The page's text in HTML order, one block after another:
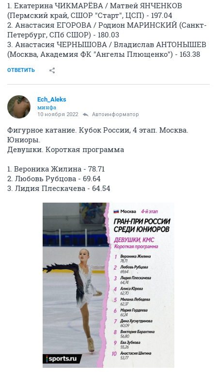
1. Екатерина ЧИКМАРЁВА / Матвей ЯНЧЕНКОВ
(Пермский край, СШОР "Старт", ЦСП) - 197.04
2. Анастасия ЕГОРОВА / Родион МАРИНСКИЙ (Санкт-
Петербург, СПб СШОР) - 180.03
3. Анастасия ЧЕРНЫШОВА / Владислав АНТОНЫШЕВ
(Москва, Академия ФК "Ангелы Плющенко") - 163.38
ОТВЕТИТЬ
Ech_Aleks
минфа
10 ноября 2022 Автоинформатор
Фигурное катание. Кубок России, 4 этап. Москва.
Юниоры.
Девушки. Короткая программа
1. Вероника Жилина - 78.71
2. Любовь Рубцова - 69.64
3. Лидия Плескачева - 64.54